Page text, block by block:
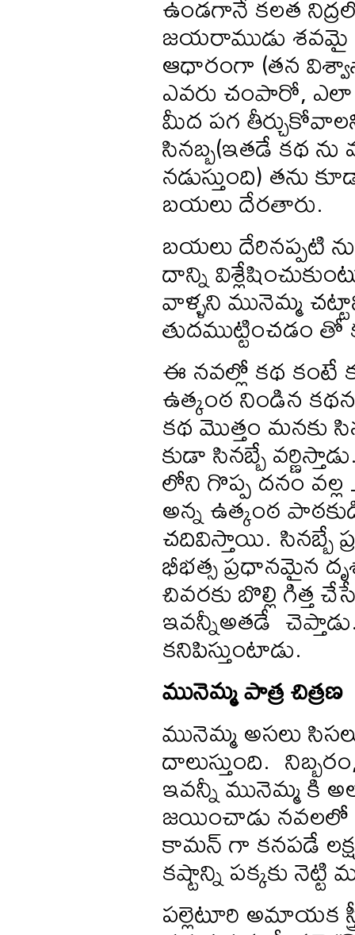
జయరాముడు శవమై
ఆధారంగా (తన
ఎవరు చంపారో,
మీద పగ
సినబ్బ(ఇతడే కథ
నడుస్తుంది) తను
బయలు దేరతారు.
బయలు దేరినప్పటి
దాన్ని
వాళ్ళని మునెమ్మ
తుదముట్టించడం
ఈ నవల్లో కథ కంటే
ఉత్కంఠ నిండిన
కథ మొత్తం మనకు
కుడా సినబ్బే
లోని గొప్ప దనం
అన్న ఉత్కంఠ
చదివిస్తాయి. సినబ్బే
భీభత్స ప్రధానమైన
చివరకు బొల్లి గిత్త
ఇవన్నీఅతడే
కనిపిస్తుంటాడు.
మునెమ్మపాత్రచిత్రణ
మునెమ్మ అసలు
దాలుస్తుంది.
ఇవన్నీ మునెమ్మ కి
జయించాడు నవలలో
కామన్ గా కనపడే
కష్టాన్ని పక్కకు
పల్లెటూరి అమాయక